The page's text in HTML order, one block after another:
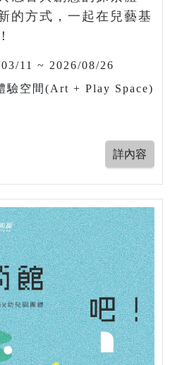
的方式，一起在兒藝基
11 ~ 2026/08/26
驗空間(Art + Play Space)